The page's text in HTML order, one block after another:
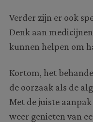
Verder zijn er ook
Denk aan
kunnen helpen om
Kortom, het
de oorzaak als de
Met de juiste
weer genieten van